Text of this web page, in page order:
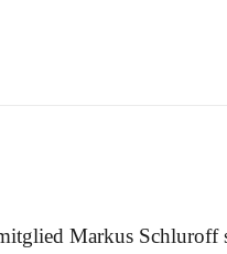
Markus Schluroff